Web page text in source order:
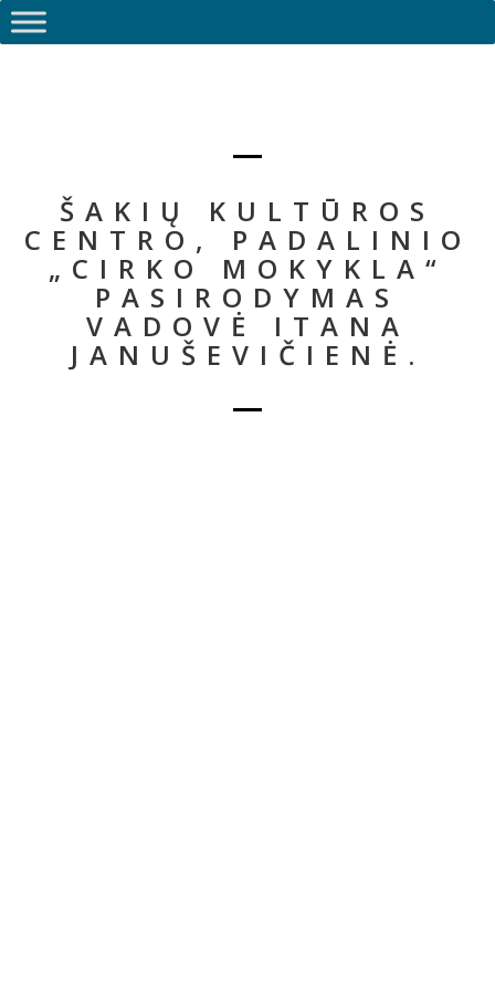
ŠAKIŲ KULTŪROS
CENTRO, PADALINIO
„CIRKO MOKYKLA“
PASIRODYMAS
VADOVĖ ITANA
JANUŠEVIČIENĖ.